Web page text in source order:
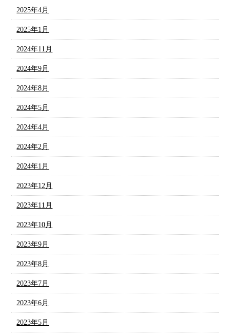
2025年4月
2025年1月
2024年11月
2024年9月
2024年8月
2024年5月
2024年4月
2024年2月
2024年1月
2023年12月
2023年11月
2023年10月
2023年9月
2023年8月
2023年7月
2023年6月
2023年5月